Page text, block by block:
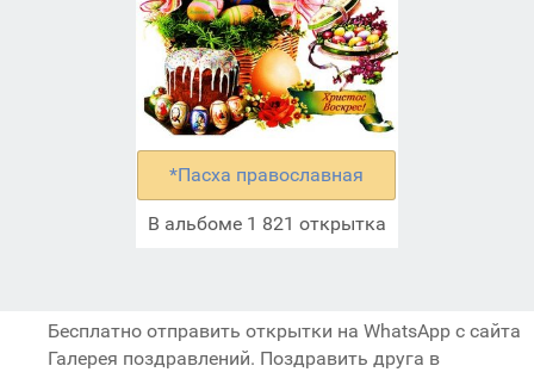
*Пасха православная
В альбоме 1 821 открытка
Бесплатно отправить открытки на WhatsApp с сайта
Галерея поздравлений. Поздравить друга в